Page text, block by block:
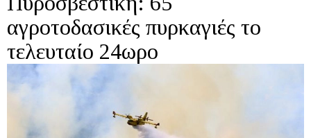
αγροτοδασικές πυρκαγιές το
τελευταίο 24ωρο